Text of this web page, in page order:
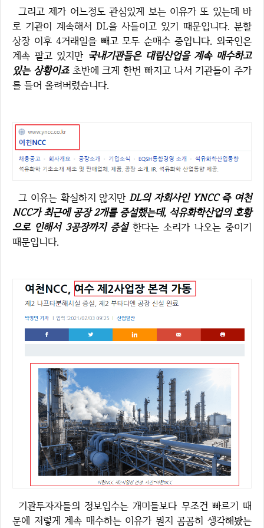
그리고 제가 어느정도 관심있게 보는 이유가 또 있는데 바
로 기관이 계속해서 DL을 사들이고 있기 때문입니다. 분할
상장 이후 4거래일을 빼고 모두 순매수 중입니다. 외국인은
계속 팔고 있지만 국내기관들은 대림산업을 계속 매수하고
있는 상황이죠초반에 크게 한번 빠지고 나서 기관들이 주가
를 들어 올려버렸습니다.
그 이유는 확실하지 않지만 DL의 자회사인 YNCC 즉 여천
NCC가 최근에 공장 2개를 증설했는데, 석유화학산업의 호황
으로 인해서 3공장까지 증설 한다는 소리가 나오는 중이기
때문입니다.
기관투자자들의 정보입수는 개미들보다 무조건 빠르기 때
문에 저렇게 계속 매수하는 이유가 뭔지 곰곰히 생각해봤는